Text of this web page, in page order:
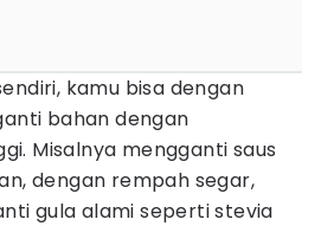
kamu bisa dengan
bahan dengan
Misalnya mengganti saus
dengan rempah segar,
gula alami seperti stevia